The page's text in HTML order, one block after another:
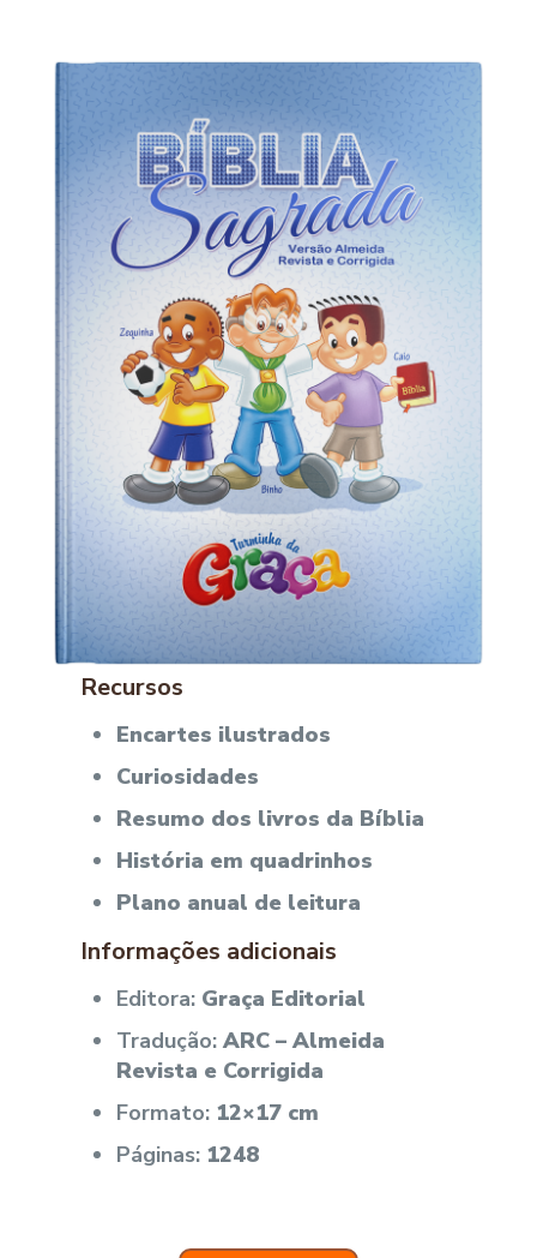
Recursos
Encartes ilustrados
Curiosidades
Resumo dos livros da Bíblia
História em quadrinhos
Plano anual de leitura
Informações adicionais
Editora:Graça Editorial
Tradução: ARC – Almeida
Revista e Corrigida
Formato: 12×17 cm
Páginas: 1248